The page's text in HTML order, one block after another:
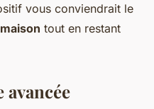
vous conviendrait le
maison tout en restant